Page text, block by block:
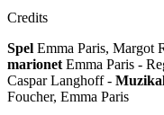
Credits
Spel Emma Paris, Margot
marionet Emma Paris -
CasparLanghoff- M
Foucher, Emma Paris